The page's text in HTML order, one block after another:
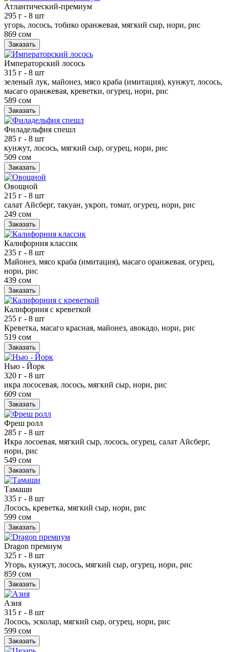
Атлантический-премиум
295 г - 8 шт
угорь, лосось, тобико оранжевая, мягкий сыр, нори, рис
869 сом
Заказать
Императорский лосось
315 г - 8 шт
зеленый лук, майонез, мясо краба (имитация), кунжут, лосось,
масаго оранжевая, креветки, огурец, нори, рис
589 сом
Заказать
Филадельфия спешл
285 г - 8 шт
кунжут, лосось, мягкий сыр, огурец, нори, рис
509 сом
Заказать
Овощной
215 г - 8 шт
салат Айсберг, такуан, укроп, томат, огурец, нори, рис
249 сом
Заказать
Калифорния классик
235 г - 8 шт
Майонез, мясо краба (имитация), масаго оранжевая, огурец,
нори, рис
439 сом
Заказать
Калифорния с креветкой
255 г - 8 шт
Креветка, масаго красная, майонез, авокадо, нори, рис
519 сом
Заказать
Нью - Йорк
320 г - 8 шт
икра лососевая, лосось, мягкий сыр, нори, рис
609 сом
Заказать
Фреш ролл
285 г - 8 шт
Икра лосоевая, мягкий сыр, лосось, огурец, салат Айсберг,
нори, рис
549 сом
Заказать
Тамаши
335 г - 8 шт
Лосось, креветка, мягкий сыр, нори, рис
599 сом
Заказать
Dragon премиум
325 г - 8 шт
Угорь, кунжут, лосось, мягкий сыр, огурец, нори, рис
859 сом
Заказать
Азия
315 г - 8 шт
Лосось, эсколар, мягкий сыр, огурец, нори, рис
599 сом
Заказать